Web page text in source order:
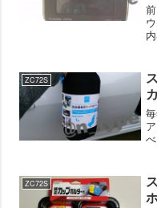
ZC72S
ZC72S